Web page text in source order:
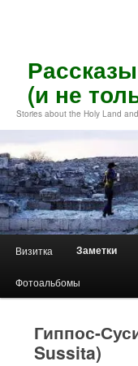
content
(и не
Stories about the Holy Land
menu
Визитка Заметки
Фотоальбомы
Гиппос-
Sussita)